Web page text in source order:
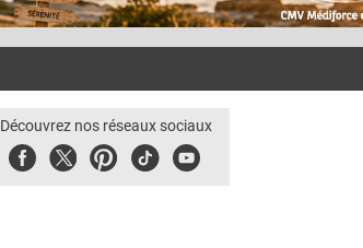
Découvrez nos réseaux sociaux
FacebookTwitterPinterest
TiktokYoubute